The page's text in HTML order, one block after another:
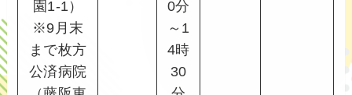
園1-1）
※9月末
まで枚方
公済病院
0分
～1
4時
30